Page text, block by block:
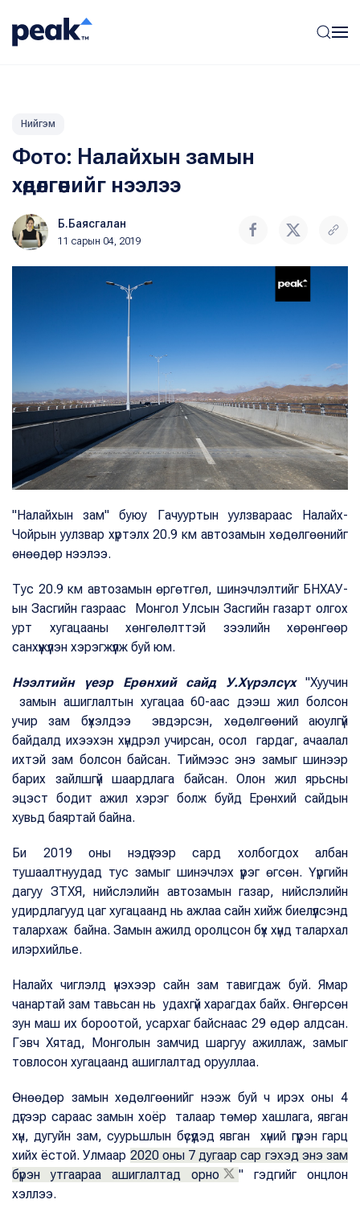
Нийгэм
Фото: Налайхын замын
хөдөлгөөнийг нээлээ
Б.Баясгалан
11 сарын 04, 2019
"Налайхын зам" буюу Гачууртын уулзвараас Налайх-
Чойрын уулзвар хүртэлх 20.9 км автозамын хөдөлгөөнийг
өнөөдөр нээлээ.
Тус 20.9 км автозамын өргөтгөл, шинэчлэлтийг БНХАУ-
ын Засгийн газраас Монгол Улсын Засгийн газарт олгох
урт хугацааны хөнгөлөлттэй зээлийн хөрөнгөөр
санхүүжүүлэн хэрэгжүүлж буй юм.
Нээлтийн үеэр Ерөнхий сайд У.Хүрэлсүх"Хуучин
замын ашиглалтын хугацаа 60-аас дээш жил болсон
учир зам бүхэлдээ эвдэрсэн, хөдөлгөөний аюулгүй
байдалд ихээхэн хүндрэл учирсан, осол гардаг, ачаалал
ихтэй зам болсон байсан. Тиймээс энэ замыг шинээр
барих зайлшгүй шаардлага байсан. Олон жил ярьсны
эцэст бодит ажил хэрэг болж буйд Ерөнхий сайдын
хувьд баяртай байна.
Би 2019 оны нэдүгээр сард холбогдох албан
тушаалтнуудад тус замыг шинэчлэх үүрэг өгсөн. Үүргийн
дагуу ЗТХЯ, нийслэлийн автозамын газар, нийслэлийн
удирдлагууд цаг хугацаанд нь ажлаа сайн хийж биелүүлсэнд
талархаж байна. Замын ажилд оролцсон бүх хүнд талархал
илэрхийлье.
Налайх чиглэлд үнэхээр сайн зам тавигдаж буй. Ямар
чанартай зам тавьсан нь удахгүй харагдах байх. Өнгөрсөн
зун маш их бороотой, усархаг байснаас 29 өдөр алдсан.
Гэвч Хятад, Монголын замчид шаргуу ажиллаж, замыг
товлосон хугацаанд ашиглалтад орууллаа.
Өнөөдөр замын хөдөлгөөнийг нээж буй ч ирэх оны 4
дүгээр сараас замын хоёр талаар төмөр хашлага, явган
хүн, дугуйн зам, суурьшлын бүсүүдэд явган хүний гүүрэн гарц
хийх ёстой. Улмаар 2020 оны 7 дугаар сар гэхэд энэ зам
бүрэн утгаараа ашиглалтад орно
" гэдгийг онцлон
хэллээ.